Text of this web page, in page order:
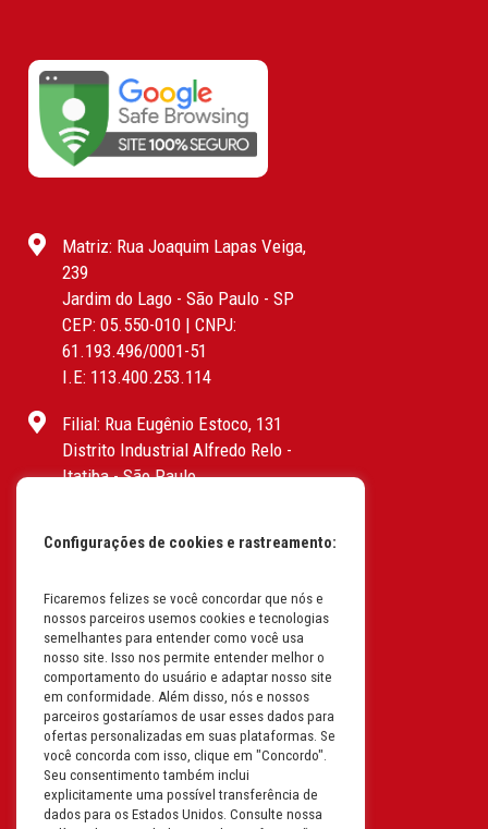
Matriz: Rua Joaquim Lapas Veiga,
239
Jardim do Lago - São Paulo - SP
CEP: 05.550-010 | CNPJ:
61.193.496/0001-51
I.E: 113.400.253.114
Filial: Rua Eugênio Estoco, 131
Distrito Industrial Alfredo Relo -
Itatiba - São Paulo
I.E: 382.096.357.1147
Filial: Av. Odila Chaves Rodrigues,
1277
Parque industrial RM - Condomínio
Therapark - Jundiaí - São Paulo
CEP: 13.213-087 | CNPJ:
61.193.496/0018-08
I.E: 407.642.800.114
Filial: Rua em Projeto G, 728 – Letra A
Configurações de cookies e rastreamento:
Ficaremos felizes se você concordar que nós e
nossos parceiros usemos cookies e tecnologias
semelhantes para entender como você usa
nosso site. Isso nos permite entender melhor o
comportamento do usuário e adaptar nosso site
em conformidade. Além disso, nós e nossos
parceiros gostaríamos de usar esses dados para
ofertas personalizadas em suas plataformas. Se
você concorda com isso, clique em "Concordo".
Seu consentimento também inclui
explicitamente uma possível transferência de
dados para os Estados Unidos. Consulte nossa